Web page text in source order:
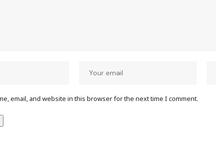
email, and website in this browser for the next time I comment.